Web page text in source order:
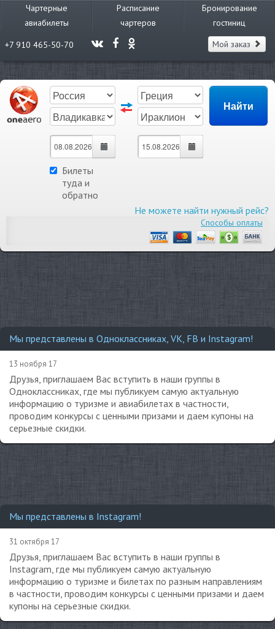
Чартерные
авиабилеты
Расписание
чартеров
Бронирование
гостиниц
+7 910 465-50-70
Мой заказ
Билеты
туда и
обратно
Не можете найти нужный рейс?
Способы оплаты
Мы представлены в Одноклассниках, VK, FB и Instagram!
13 ноября 17
Друзья, приглашаем Вас вступить в наши группы в
Одноклассниках, где мы публикуем самую актуальную
информацию о туризме и авиабилетах в частности,
проводим конкурсы с ценными призами и даем купоны на
серьезные скидки.
Мы представлены в Instagram!
31 октября 17
Друзья, приглашаем Вас вступить в наши группы в
Instagram, где мы публикуем самую актуальную
информацию о туризме и билетах по разным направлениям
в частности, проводим конкурсы с ценными призами и даем
купоны на серьезные скидки.